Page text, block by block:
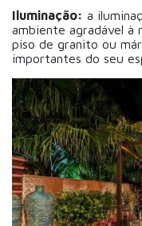
Iluminação: a
ambiente agradável à
piso de granito ou
importantes do seu